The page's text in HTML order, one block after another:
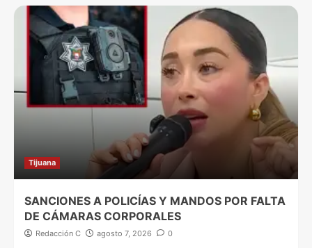
Tijuana
SANCIONES A POLICÍAS Y MANDOS POR FALTA
DE CÁMARAS CORPORALES
Redacción C agosto 7, 2026 0